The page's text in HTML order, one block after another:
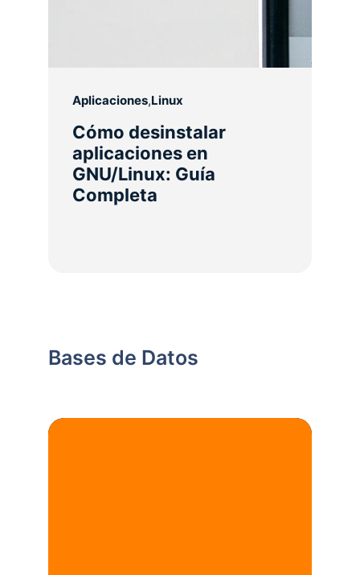
Aplicaciones,Linux
Cómo desinstalar
aplicaciones en
GNU/Linux: Guía
Completa
Bases de Datos